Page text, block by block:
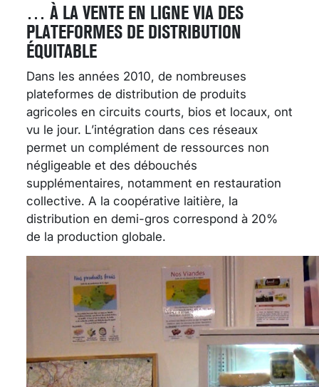
… À LA VENTE EN LIGNE VIA DES
PLATEFORMES DE DISTRIBUTION
ÉQUITABLE
Dans les années 2010, de nombreuses
plateformes de distribution de produits
agricoles en circuits courts, bios et locaux, ont
vu le jour. L’intégration dans ces réseaux
permet un complément de ressources non
négligeable et des débouchés
supplémentaires, notamment en restauration
collective. A la coopérative laitière, la
distribution en demi-gros correspond à 20%
de la production globale.